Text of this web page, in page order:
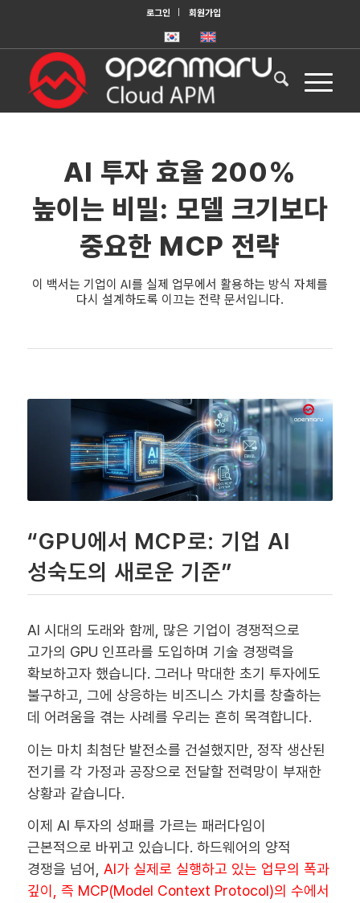
로그인 회원가입
AI 투자 효율 200%
높이는 비밀: 모델 크기보다
중요한 MCP 전략
이 백서는 기업이 AI를 실제 업무에서 활용하는 방식 자체를
다시 설계하도록 이끄는 전략 문서입니다.
“GPU에서 MCP로: 기업 AI
성숙도의 새로운 기준”
AI 시대의 도래와 함께, 많은 기업이 경쟁적으로
고가의 GPU 인프라를 도입하며 기술 경쟁력을
확보하고자 했습니다. 그러나 막대한 초기 투자에도
불구하고, 그에 상응하는 비즈니스 가치를 창출하는
데 어려움을 겪는 사례를 우리는 흔히 목격합니다.
이는 마치 최첨단 발전소를 건설했지만, 정작 생산된
전기를 각 가정과 공장으로 전달할 전력망이 부재한
상황과 같습니다.
이제 AI 투자의 성패를 가르는 패러다임이
근본적으로 바뀌고 있습니다. 하드웨어의 양적
경쟁을 넘어, AI가 실제로 실행하고 있는 업무의 폭과
깊이
, 즉 MCP(Model Context Protocol)의 수에서